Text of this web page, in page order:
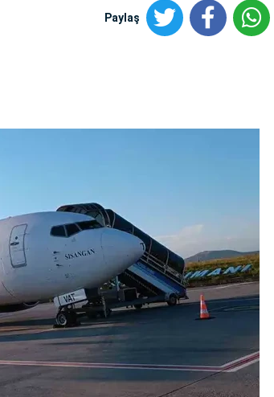
Paylaş